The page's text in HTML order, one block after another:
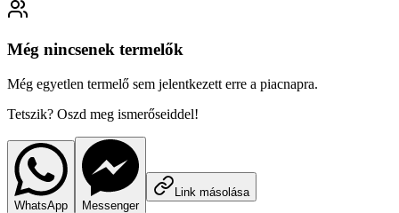
Még nincsenek termelők
Még egyetlen termelő sem jelentkezett erre a piacnapra.
Tetszik? Oszd meg ismerőseiddel!
WhatsApp Messenger
Link másolása